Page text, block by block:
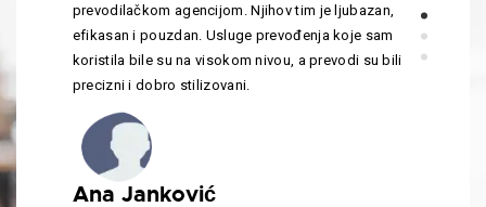
prevodilačkom agencijom. Njihov tim je ljubazan,
efikasan i pouzdan. Usluge prevođenja koje sam
koristila bile su na visokom nivou, a prevodi su bili
precizni i dobro stilizovani.
Ana Janković